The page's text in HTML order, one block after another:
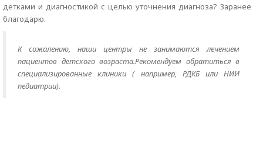
детками и диагностикой с целью уточнения диагноза? Заранее
благодарю.
К сожалению, наши центры не занимаются лечением
пациентов детского возраста.Рекомендуем обратиться в
специализированные клиники ( например, РДКБ или НИИ
педиатрии).